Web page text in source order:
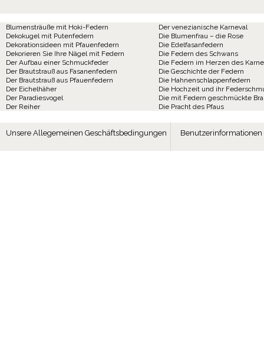
Blumensträuße mit Hoki-Federn
Dekokugel mit Putenfedern
Dekorationsideen mit Pfauenfedern
Dekorieren Sie Ihre Nägel mit Federn
Der Aufbau einer Schmuckfeder
Der Brautstrauß aus Fasanenfedern
Der Brautstrauß aus Pfauenfedern
Der Eichelhäher
Der Paradiesvogel
Der Reiher
Der venezianische Karneval
Die Blumenfrau – die Rose
Die Edelfasanfedern
Die Federn des Schwans
Die Federn im Herzen des
Die Geschichte der Federn
Die Hahnenschlappenfedern
Die Hochzeit und ihr
Die mit Federn geschmückte
Die Pracht des Pfaus
Unsere Allegemeinen Geschäftsbedingungen Benutzerinformationen